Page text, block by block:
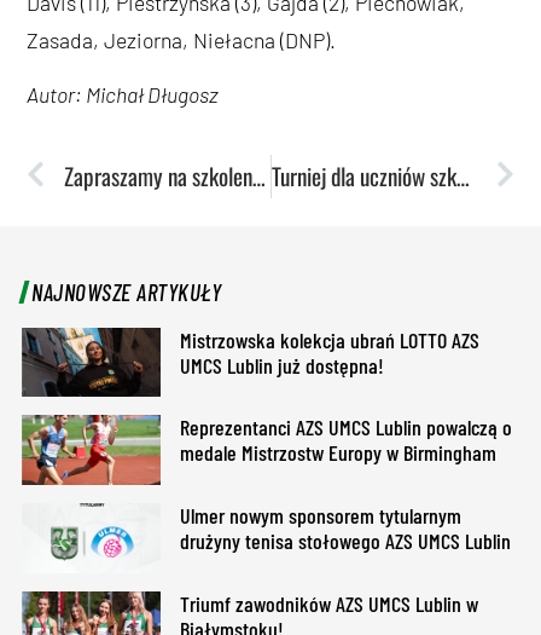
Zasada, Jeziorna, Niełacna (DNP).
Autor: Michał Długosz
Zapraszamy na szkolenie „Siła Narodu – Sport dla Obronności” Turniej dla uczniów szkół podstawowych „Futsal Gram”. Zapraszamy!
NAJNOWSZE ARTYKUŁY
Mistrzowska kolekcja ubrań LOTTO AZS
UMCS Lublin już dostępna!
Reprezentanci AZS UMCS Lublin powalczą o
medale Mistrzostw Europy w Birmingham
Ulmer nowym sponsorem tytularnym
drużyny tenisa stołowego AZS UMCS Lublin
Triumf zawodników AZS UMCS Lublin w
Białymstoku!